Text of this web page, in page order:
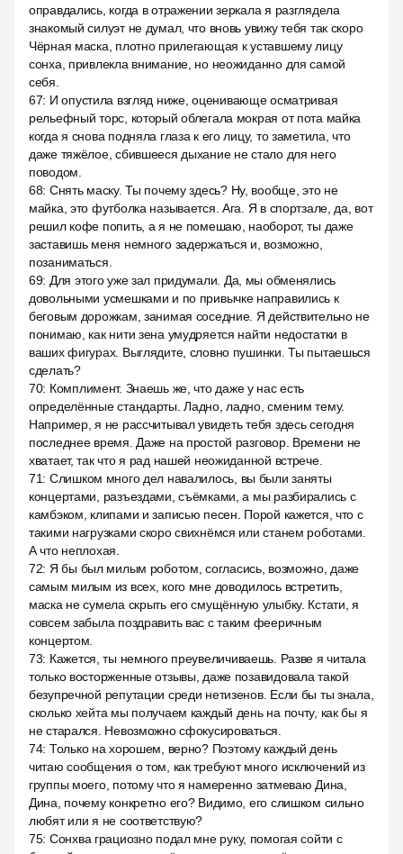
оправдались, когда в отражении зеркала я разглядела
знакомый силуэт не думал, что вновь увижу тебя так скоро
Чёрная маска, плотно прилегающая к уставшему лицу
сонха, привлекла внимание, но неожиданно для самой
себя.
67: И опустила взгляд ниже, оценивающе осматривая
рельефный торс, который облегала мокрая от пота майка
когда я снова подняла глаза к его лицу, то заметила, что
даже тяжёлое, сбившееся дыхание не стало для него
поводом.
68: Снять маску. Ты почему здесь? Ну, вообще, это не
майка, это футболка называется. Ага. Я в спортзале, да, вот
решил кофе попить, а я не помешаю, наоборот, ты даже
заставишь меня немного задержаться и, возможно,
позаниматься.
69: Для этого уже зал придумали. Да, мы обменялись
довольными усмешками и по привычке направились к
беговым дорожкам, занимая соседние. Я действительно не
понимаю, как нити зена умудряется найти недостатки в
ваших фигурах. Выглядите, словно пушинки. Ты пытаешься
сделать?
70: Комплимент. Знаешь же, что даже у нас есть
определённые стандарты. Ладно, ладно, сменим тему.
Например, я не рассчитывал увидеть тебя здесь сегодня
последнее время. Даже на простой разговор. Времени не
хватает, так что я рад нашей неожиданной встрече.
71: Слишком много дел навалилось, вы были заняты
концертами, разъездами, съёмками, а мы разбирались с
камбэком, клипами и записью песен. Порой кажется, что с
такими нагрузками скоро свихнёмся или станем роботами.
А что неплохая.
72: Я бы был милым роботом, согласись, возможно, даже
самым милым из всех, кого мне доводилось встретить,
маска не сумела скрыть его смущённую улыбку. Кстати, я
совсем забыла поздравить вас с таким фееричным
концертом.
73: Кажется, ты немного преувеличиваешь. Разве я читала
только восторженные отзывы, даже позавидовала такой
безупречной репутации среди нетизенов. Если бы ты знала,
сколько хейта мы получаем каждый день на почту, как бы я
не старался. Невозможно сфокусироваться.
74: Только на хорошем, верно? Поэтому каждый день
читаю сообщения о том, как требуют много исключений из
группы моего, потому что я намеренно затмеваю Дина,
Дина, почему конкретно его? Видимо, его слишком сильно
любят или я не соответствую?
75: Сонхва грациозно подал мне руку, помогая сойти с